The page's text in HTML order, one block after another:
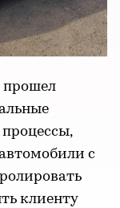
прошел
с
клиенту